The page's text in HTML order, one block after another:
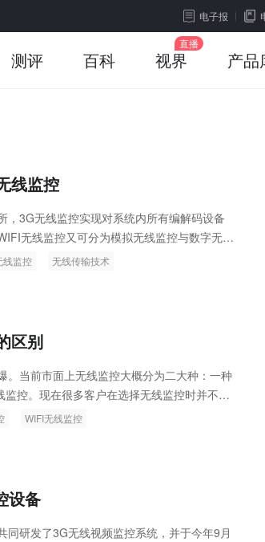
电子报
测评 百科 视界 产品
线监控
，3G无线监控实现对系统内所有编解码设备
无线监控又可分为模拟无线监控与数字无线
呢？且看本文分析....
线监控 无线传输技术
区别
当前市面上无线监控大概分为二大种：一种
控。现在很多客户在选择无线监控时并不十
说下两者的根本区别，以供朋友们选择...
WIFI无线监控
设备
研发了3G无线视频监控系统，并于今年9月
造低 智联航空：无人机赋能应急救援与医疗运
输行业创新